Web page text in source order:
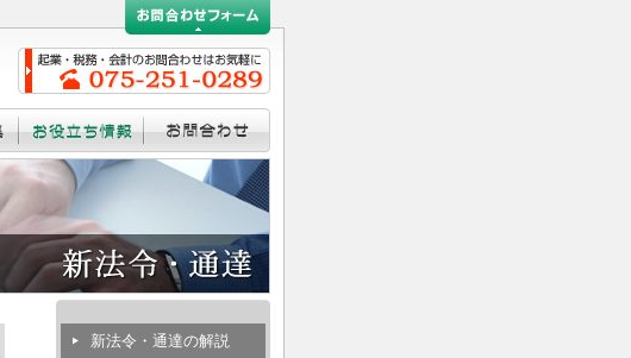
新法令・通達の解説